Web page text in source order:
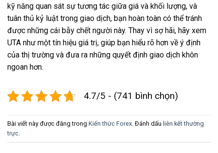
kỹ năng quan sát sự tương tác giữa giá và khối lượng, và
tuân thủ kỷ luật trong giao dịch, bạn hoàn toàn có thể tránh
được những cái bẫy chết người này. Thay vì sợ hãi, hãy xem
UTA như một tín hiệu giá trị, giúp bạn hiểu rõ hơn về ý định
của thị trường và đưa ra những quyết định giao dịch khôn
ngoan hơn.
4.7/5 - (741 bình chọn)
Bài viết này được đăng trong Kiến thức Forex . Đánh dấu liên kết thường
trực